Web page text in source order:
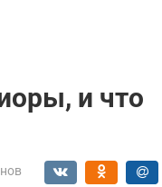
и что